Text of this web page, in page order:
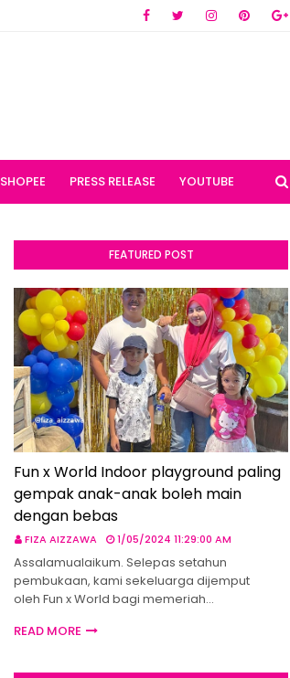
SHOPEE PRESS RELEASE YOUTUBE
FEATURED POST
Fun x World Indoor playground paling
gempak anak-anak boleh main
dengan bebas
FIZA AIZZAWA 1/05/2024 11:29:00 AM
Assalamualaikum. Selepas setahun
pembukaan, kami sekeluarga dijemput
oleh Fun x World bagi memeriah…
READ MORE